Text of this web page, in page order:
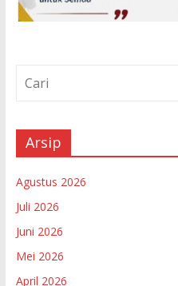
Arsip
Agustus 2026
Juli 2026
Juni 2026
Mei 2026
April 2026